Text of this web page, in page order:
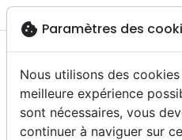
menu
cookie Paramètres des
Nous utilisons des
meilleure expérience
sont nécessaires, vous
continuer à naviguer sur